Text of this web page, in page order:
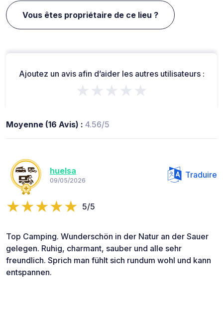
Vous êtes propriétaire de ce lieu ?
Ajoutez un avis afin d’aider les autres utilisateurs :
★★★★★
Moyenne (16 Avis) : 4.56/5
huelsa
09/05/2026
Traduire
5/5
Top Camping. Wunderschön in der Natur an der Sauer
gelegen. Ruhig, charmant, sauber und alle sehr
freundlich. Sprich man fühlt sich rundum wohl und kann
entspannen.